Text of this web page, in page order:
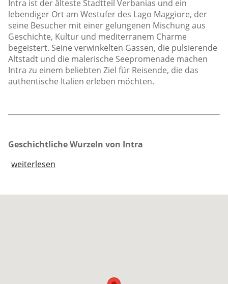
Intra ist der älteste Stadtteil Verbanias und ein
lebendiger Ort am Westufer des Lago Maggiore, der
seine Besucher mit einer gelungenen Mischung aus
Geschichte, Kultur und mediterranem Charme
begeistert. Seine verwinkelten Gassen, die pulsierende
Altstadt und die malerische Seepromenade machen
Intra zu einem beliebten Ziel für Reisende, die das
authentische Italien erleben möchten.
Geschichtliche Wurzeln von Intra
weiterlesen